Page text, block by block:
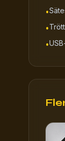
•
•
•